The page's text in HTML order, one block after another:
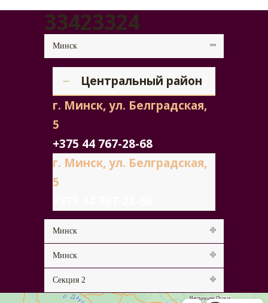
33423324
Минск
Центральный район
г. Минск, ул. Белградская,
5
+375 44 767-28-68
г. Минск, ул. Белградская,
5
Минск
Минск
Секция 2